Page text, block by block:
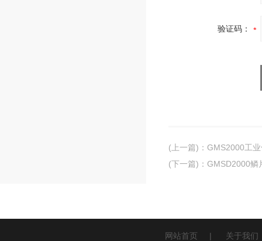
验证码：
(上一篇) ： GMS2000工
(下一篇) ： GMSD2000鳞
网站首页 | 关于我们